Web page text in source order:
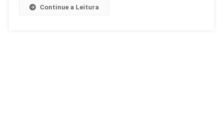
Continue a Leitura